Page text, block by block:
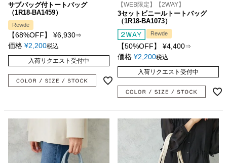
サブバッグ付トートバッグ
（1R18-BA1459）
Rewde
【68%OFF】 ¥6,930⇒
価格 ¥2,200税込
入荷リクエスト受付中
【WEB限定】【2WAY】
3セットビニールトートバッグ
（1R18-BA1073）
Rewde
【50%OFF】 ¥4,400⇒
価格 ¥2,200税込
入荷リクエスト受付中